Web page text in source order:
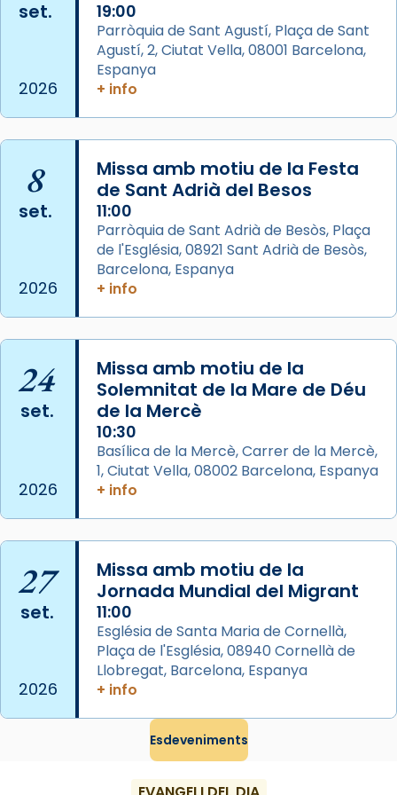
View on Facebook ·
Arquebisbat de Barcelona
de Barcelona.
2 weeks ago
comitè organitzador de la visita apostòlica
del Sant Pare Lleó XIV a Barcelona, i als
col·laboradors, a la Catedral de Barcelona.
L’arquebisbe de Barcelona, el cardenal Joan
Josep Omella, ha presidit la missa i l’ha
concelebrat el bisbe auxiliar de Barcelona,
Mons. David Abadías.
📸 Dr. G. Simón
Photo
View on Facebook · Share
Arquebisbat de Barcelona
2 weeks ago
Memòria de les santes Juliana i
Semproniana, verges i màrtirs.
partir de l’Edat Mitjana sorgeix la tradició
que les santes Juliana (“relatiu a Júlia”) i
Semproniana (“relatiu a Semprònia =
eterna”) són deixebles seves. I l’any 1667, el
frare Joan Gaspar Roig, afirma en una obra
que les santes són filles de l’antiga Iluro.
les aconseguirà el 1772. L’ofici que es canta
a la “Missa de les Santes” (“Missa de
set.
2026
19:00
Parròquia de Sant Agustí, Plaça de Sant
Agustí, 2, Ciutat Vella, 08001 Barcelona,
Espanya
+ info
8
set.
2026
Missa amb motiu de la Festa
de Sant Adrià del Besos
11:00
Parròquia de Sant Adrià de Besòs, Plaça
de l'Església, 08921 Sant Adrià de Besòs,
Barcelona, Espanya
+ info
24
set.
2026
Missa amb motiu de la
Solemnitat de la Mare de Déu
de la Mercè
10:30
Basílica de la Mercè, Carrer de la Mercè,
1, Ciutat Vella, 08002 Barcelona, Espanya
+ info
27
set.
2026
Missa amb motiu de la
Jornada Mundial del Migrant
11:00
Església de Santa Maria de Cornellà,
Plaça de l'Església, 08940 Cornellà de
Llobregat, Barcelona, Espanya
+ info
Esdeveniments